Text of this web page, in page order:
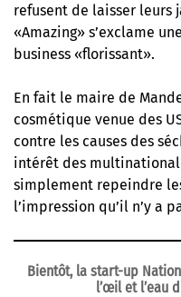
refusent de laisser leurs
«Amazing» s’exclame
business «florissant».
En fait le maire de
cosmétique venue des
contre les causes des
intérêt des
simplement repeindre
l’impression qu’il n’y a
Bientôt, la start-up
l’œil et l’eau